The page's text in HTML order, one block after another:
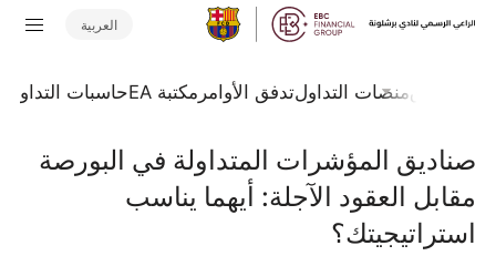
العربية
السوقمنصات التداولتدفق الأوامر مكتبة EA حاسبات التداول
صناديق المؤشرات المتداولة في البورصة
مقابل العقود الآجلة: أيهما يناسب
استراتيجيتك؟